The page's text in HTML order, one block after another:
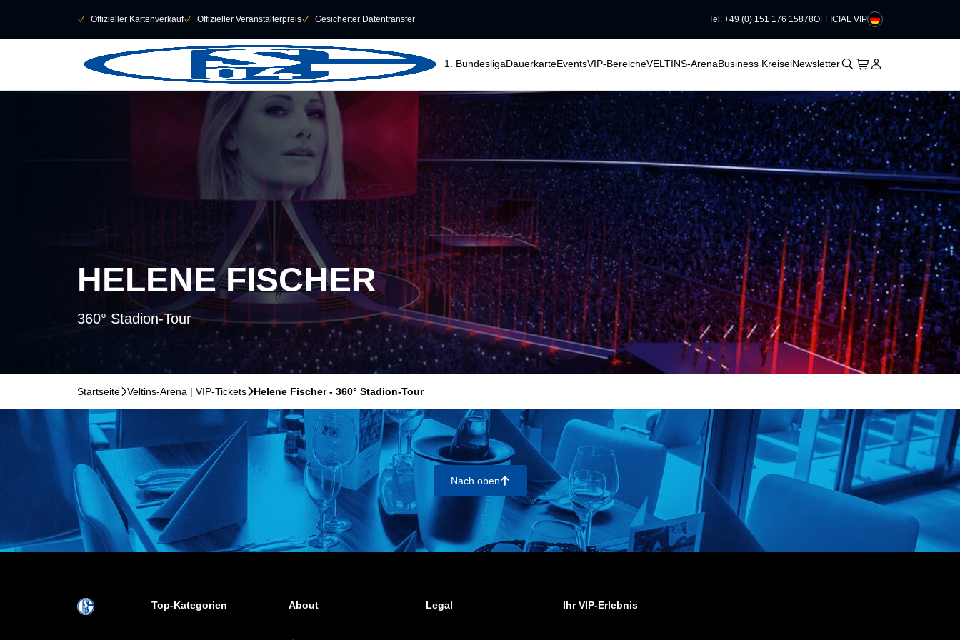
􀆅 Offizieller Kartenverkauf􀆅 Offizieller Veranstalterpreis􀆅 Gesicherter Datentransfer Tel: +49 (0) 151 176 15878OFFICIAL VIP
1. BundesligaDauerkarteEventsVIP-BereicheVELTINS-ArenaBusiness KreiselNewsletter􀊫 Warenkorb
􀍩 Login
􀉩
HELENE FISCHER
360° Stadion-Tour
Startseite􀆊Veltins-Arena | VIP-Tickets􀆊Helene Fischer - 360° Stadion-Tour
Nach oben􀄨
Top-Kategorien About Legal Ihr VIP-Erlebnis